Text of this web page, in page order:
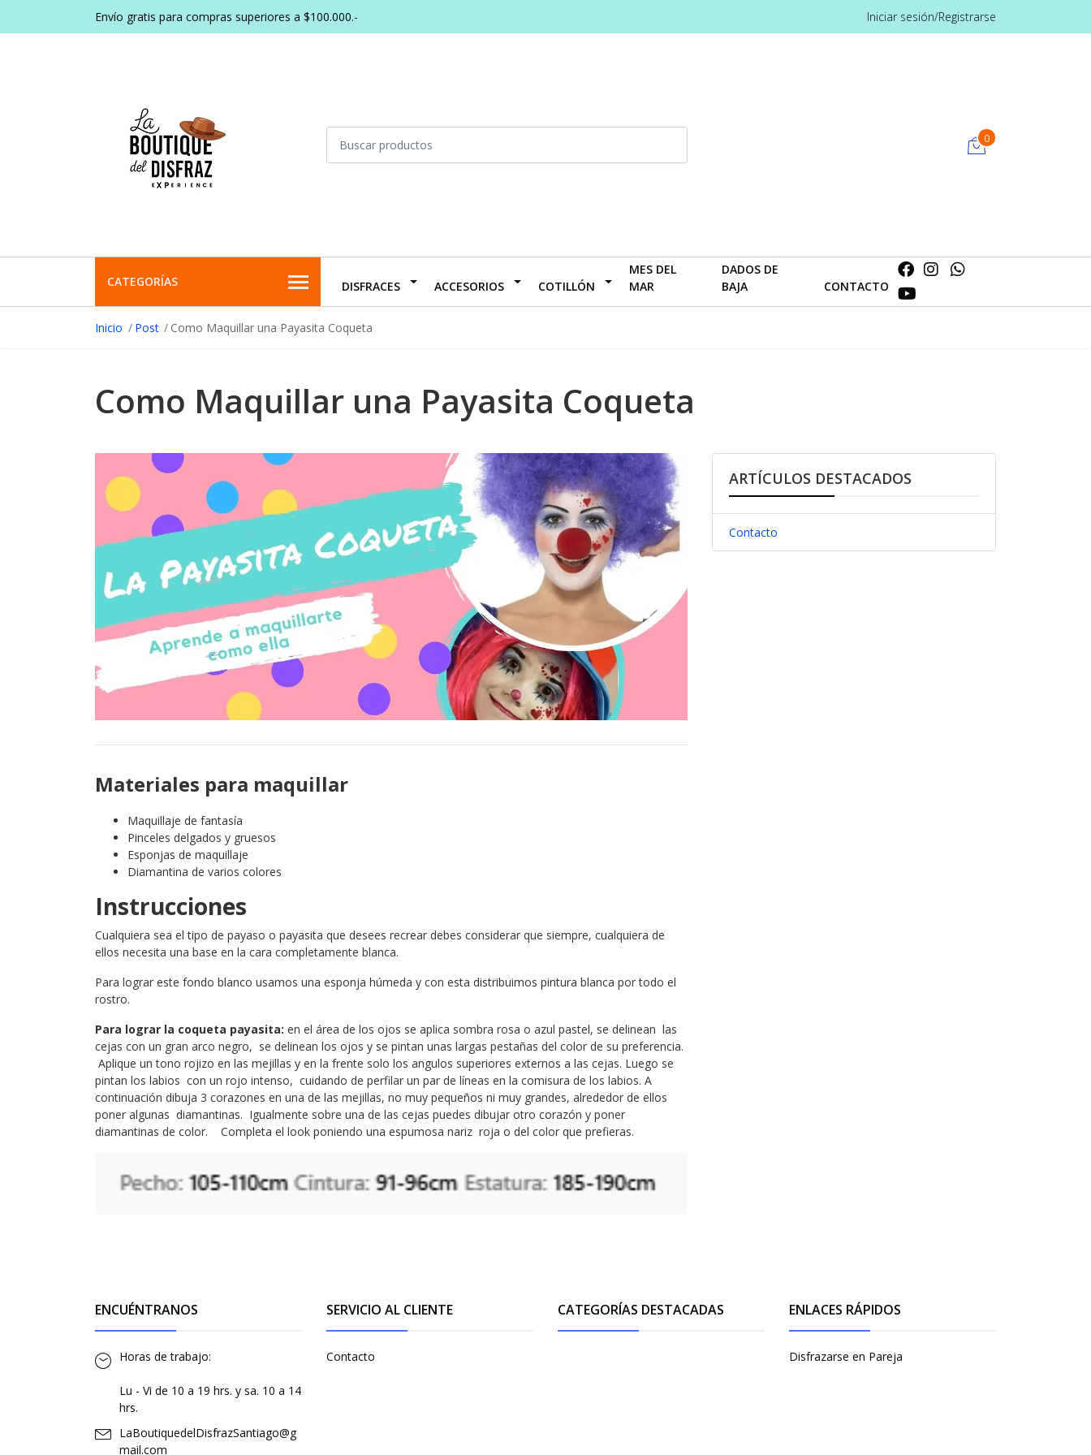
Envío gratis para compras superiores a $100.000.- Iniciar sesión/Registrarse
0
CATEGORÍAS DISFRACES ACCESORIOS COTILLÓN
MES DEL
MAR
DADOS DE
BAJA
CONTACTO
Inicio Post Como Maquillar una Payasita Coqueta
Como Maquillar una Payasita Coqueta
Materiales para maquillar
Maquillaje de fantasía
Pinceles delgados y gruesos
Esponjas de maquillaje
Diamantina de varios colores
Instrucciones
Cualquiera sea el tipo de payaso o payasita que desees recrear debes considerar que siempre, cualquiera de
ellos necesita una base en la cara completamente blanca.
Para lograr este fondo blanco usamos una esponja húmeda y con esta distribuimos pintura blanca por todo el
rostro.
Para lograr la coqueta payasita: en el área de los ojos se aplica sombra rosa o azul pastel, se delinean las
cejas con un gran arco negro, se delinean los ojos y se pintan unas largas pestañas del color de su preferencia.
Aplique un tono rojizo en las mejillas y en la frente solo los angulos superiores externos a las cejas. Luego se
pintan los labios con un rojo intenso, cuidando de perfilar un par de líneas en la comisura de los labios. A
continuación dibuja 3 corazones en una de las mejillas, no muy pequeños ni muy grandes, alrededor de ellos
poner algunas diamantinas. Igualmente sobre una de las cejas puedes dibujar otro corazón y poner
diamantinas de color. Completa el look poniendo una espumosa nariz roja o del color que prefieras.
ARTÍCULOS DESTACADOS
Contacto
ENCUÉNTRANOS
Horas de trabajo:
Lu - Vi de 10 a 19 hrs. y sa. 10 a 14
hrs.
LaBoutiquedelDisfrazSantiago@g
mail.com
SERVICIO AL CLIENTE
Contacto
CATEGORÍAS DESTACADAS ENLACES RÁPIDOS
Disfrazarse en Pareja